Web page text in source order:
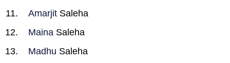
Amarjit Saleha
Maina Saleha
Madhu Saleha